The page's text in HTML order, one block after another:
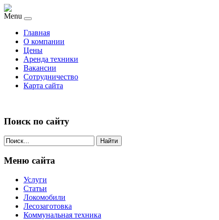
Menu
Главная
О компании
Цены
Аренда техники
Вакансии
Сотрудничество
Карта сайта
Поиск по сайту
Найти
Меню сайта
Услуги
Статьи
Локомобили
Лесозаготовка
Коммунальная техника